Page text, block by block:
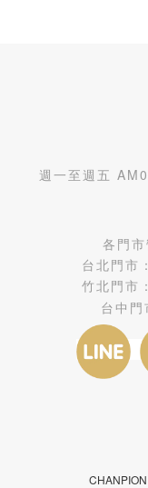
週一至週五
各門市
台北門市：
竹北門市：
台中門